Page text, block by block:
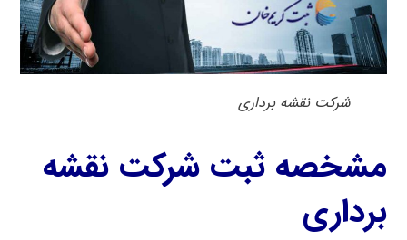
شرکت نقشه برداری
مشخصه ثبت شرکت نقشه
برداری